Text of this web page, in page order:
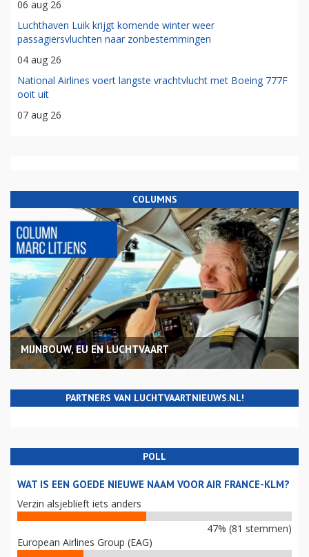
06 aug 26
Luchthaven Luik krijgt komende winter weer
passagiersvluchten naar zonbestemmingen
04 aug 26
National Airlines voert langste vrachtvlucht met Boeing 777F
ooit uit
07 aug 26
COLUMNS
MIJNBOUW, EU EN LUCHTVAART
PARTNERS VAN LUCHTVAARTNIEUWS.NL!
POLL
WAT IS EEN GOEDE NIEUWE NAAM VOOR AIR FRANCE-KLM?
Verzin alsjeblieft iets anders
47% (81 stemmen)
European Airlines Group (EAG)